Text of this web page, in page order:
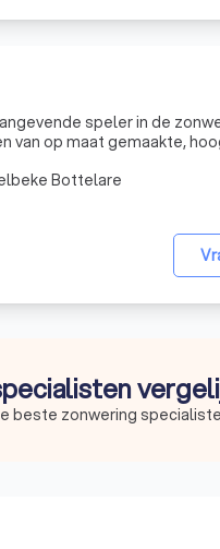
speler in de
van op maat gemaakte,
Bottelare
beste zonwering